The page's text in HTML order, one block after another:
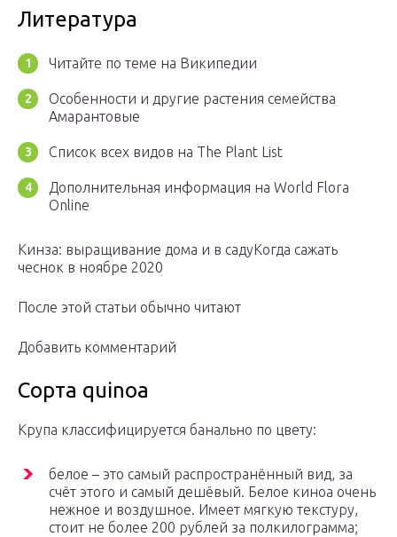
Литература
Читайте по теме на Википедии
Особенности и другие растения семейства
Амарантовые
Список всех видов на The Plant List
Дополнительная информация на World Flora
Online
Кинза: выращивание дома и в садуКогда сажать
чеснок в ноябре 2020
После этой статьи обычно читают
Добавить комментарий
Сорта quinoa
Крупа классифицируется банально по цвету:
белое – это самый распространённый вид, за
счёт этого и самый дешёвый. Белое киноа очень
нежное и воздушное. Имеет мягкую текстуру,
стоит не более 200 рублей за полкилограмма;